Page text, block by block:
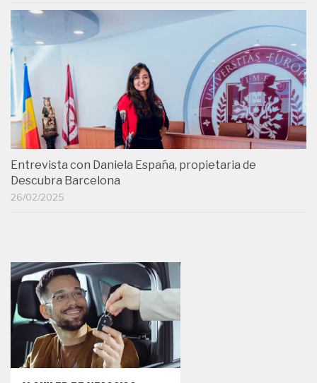
Entrevista con Daniela España, propietaria de
Descubra Barcelona
26/02/2025